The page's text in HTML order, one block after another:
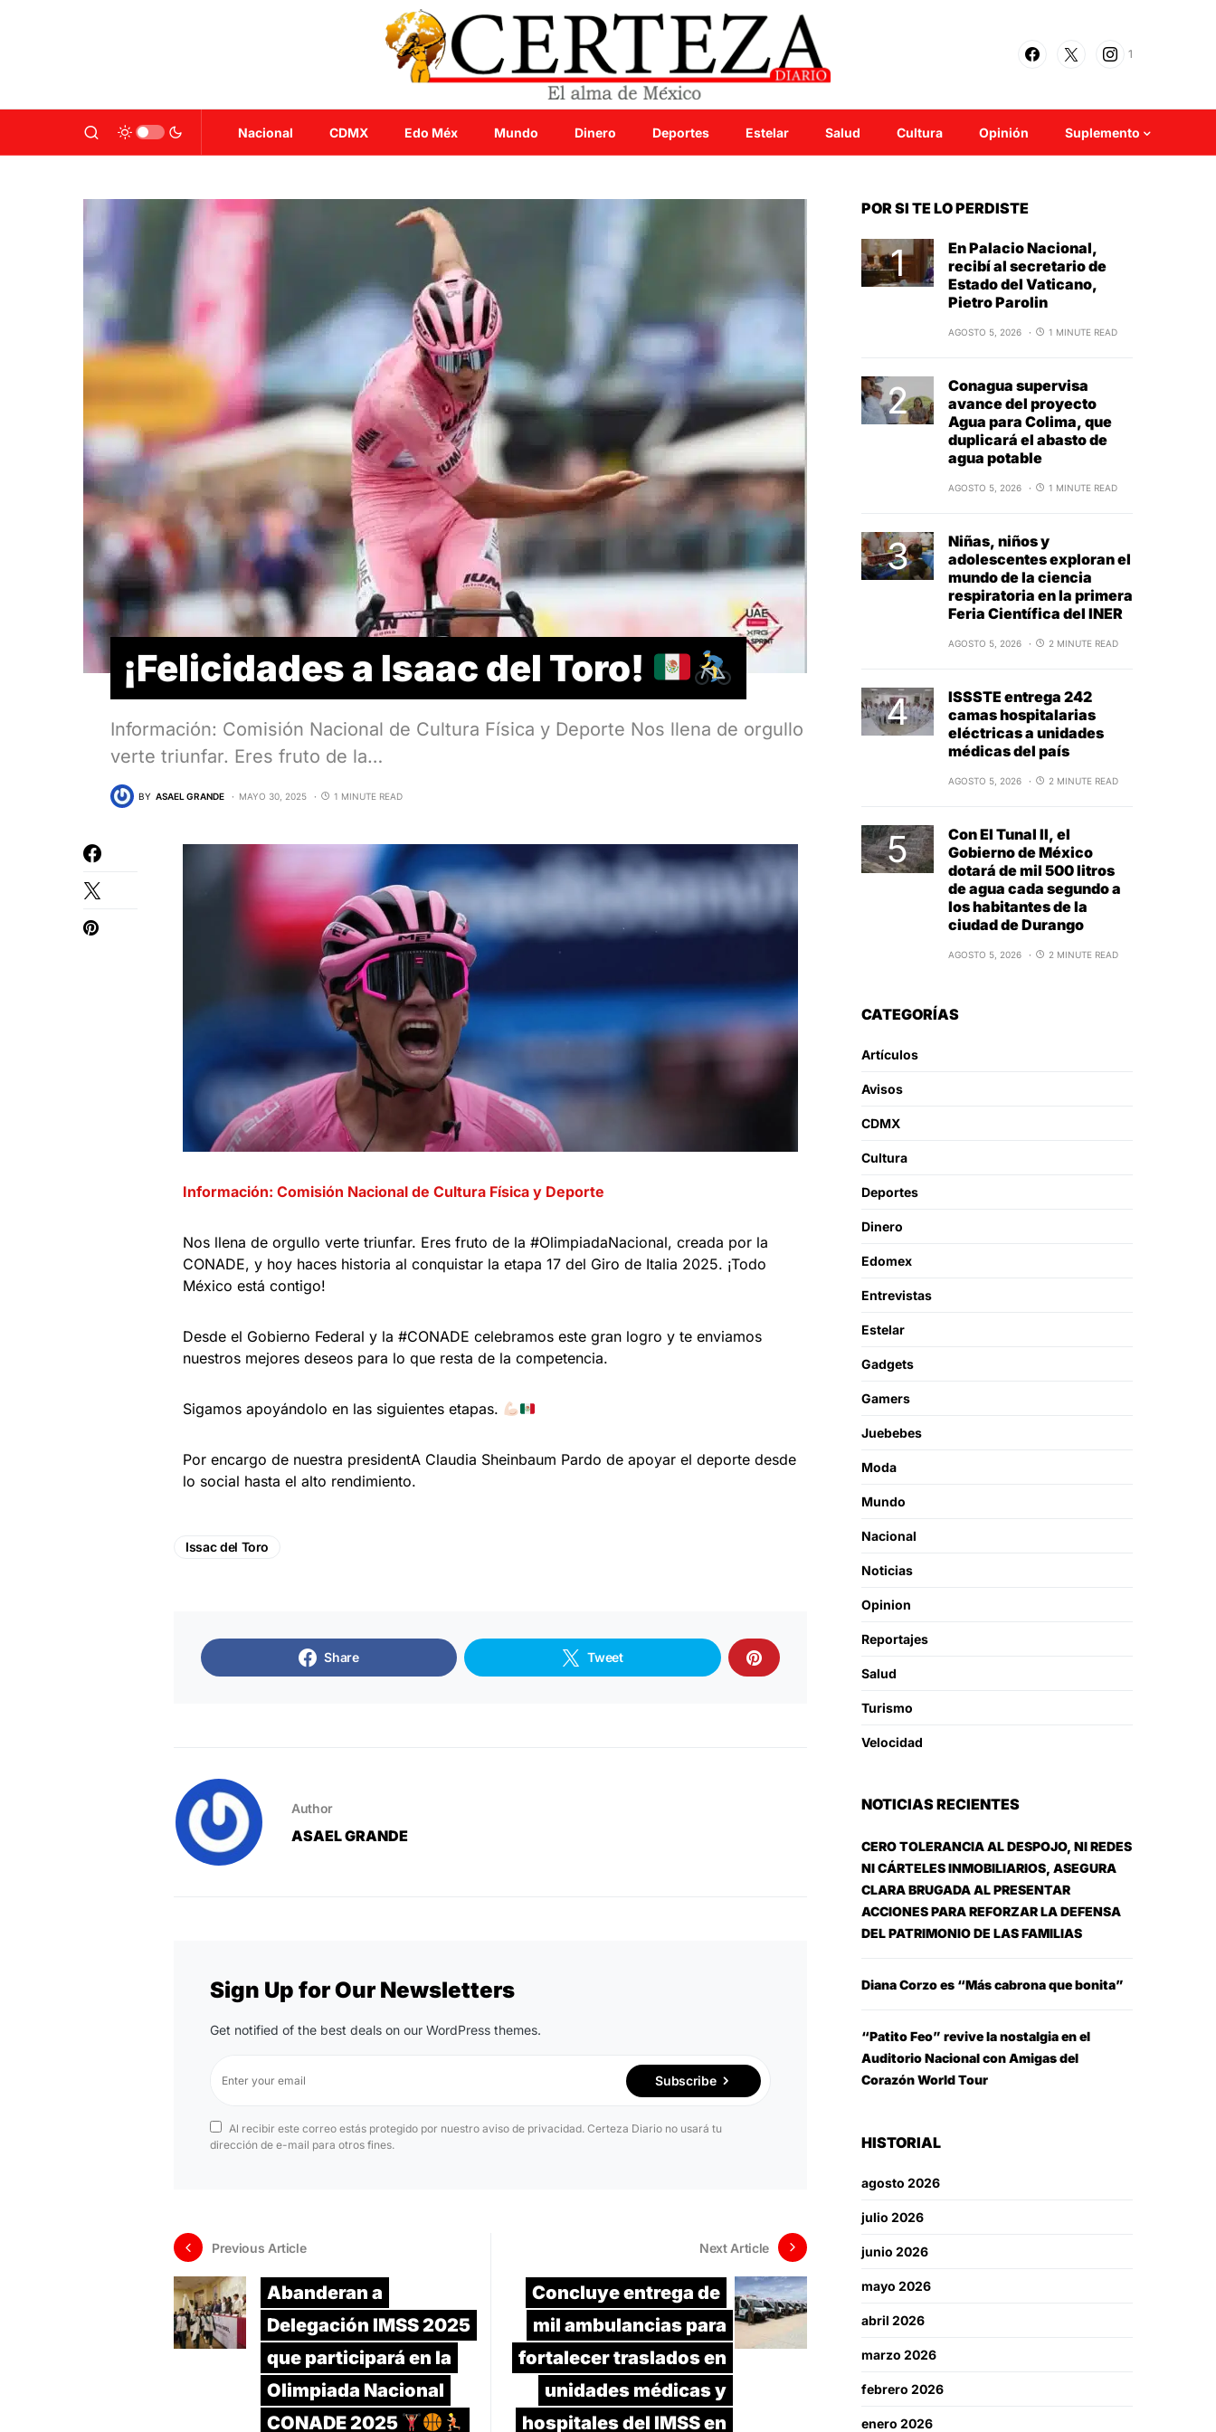
1
Nacional CDMX Edo Méx Mundo Dinero Deportes Estelar Salud Cultura Opinión Suplemento
¡Felicidades a Isaac del Toro!
Información: Comisión Nacional de Cultura Física y Deporte Nos llena de orgullo
verte triunfar. Eres fruto de la…
BY ASAEL GRANDE MAYO 30, 2025 1 MINUTE READ
Información: Comisión Nacional de Cultura Física y Deporte
Nos llena de orgullo verte triunfar. Eres fruto de la #OlimpiadaNacional, creada por la
CONADE, y hoy haces historia al conquistar la etapa 17 del Giro de Italia 2025. ¡Todo
México está contigo!
Desde el Gobierno Federal y la #CONADE celebramos este gran logro y te enviamos
nuestros mejores deseos para lo que resta de la competencia.
Sigamos apoyándolo en las siguientes etapas.
Por encargo de nuestra presidentA Claudia Sheinbaum Pardo de apoyar el deporte desde
lo social hasta el alto rendimiento.
Issac del Toro
Share Tweet
Author
ASAEL GRANDE
Sign Up for Our Newsletters
Get notified of the best deals on our WordPress themes.
Subscribe
Al recibir este correo estás protegido por nuestro aviso de privacidad. Certeza Diario no usará tu
dirección de e-mail para otros fines.
Previous Article
Abanderan a
Delegación IMSS 2025
que participará en la
Olimpiada Nacional
CONADE 2025
Next Article
Concluye entrega de
mil ambulancias para
fortalecer traslados en
unidades médicas y
hospitales del IMSS en
POR SI TE LO PERDISTE
En Palacio Nacional,
recibí al secretario de
Estado del Vaticano,
Pietro Parolin
AGOSTO 5, 2026 1 MINUTE READ
Conagua supervisa
avance del proyecto
Agua para Colima, que
duplicará el abasto de
agua potable
AGOSTO 5, 2026 1 MINUTE READ
Niñas, niños y
adolescentes exploran el
mundo de la ciencia
respiratoria en la primera
Feria Científica del INER
AGOSTO 5, 2026 2 MINUTE READ
ISSSTE entrega 242
camas hospitalarias
eléctricas a unidades
médicas del país
AGOSTO 5, 2026 2 MINUTE READ
Con El Tunal II, el
Gobierno de México
dotará de mil 500 litros
de agua cada segundo a
los habitantes de la
ciudad de Durango
AGOSTO 5, 2026 2 MINUTE READ
CATEGORÍAS
Artículos
Avisos
CDMX
Cultura
Deportes
Dinero
Edomex
Entrevistas
Estelar
Gadgets
Gamers
Juebebes
Moda
Mundo
Nacional
Noticias
Opinion
Reportajes
Salud
Turismo
Velocidad
NOTICIAS RECIENTES
CERO TOLERANCIA AL DESPOJO, NI REDES
NI CÁRTELES INMOBILIARIOS, ASEGURA
CLARA BRUGADA AL PRESENTAR
ACCIONES PARA REFORZAR LA DEFENSA
DEL PATRIMONIO DE LAS FAMILIAS
Diana Corzo es “Más cabrona que bonita”
“Patito Feo” revive la nostalgia en el
Auditorio Nacional con Amigas del
Corazón World Tour
HISTORIAL
agosto 2026
julio 2026
junio 2026
mayo 2026
abril 2026
marzo 2026
febrero 2026
enero 2026